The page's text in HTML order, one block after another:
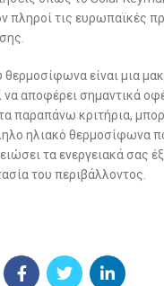
πληροί τις ευρωπαϊκές
θερμοσίφωνα είναι μια
αποφέρει σημαντικά
παραπάνω κριτήρια,
ηλιακό θερμοσίφωνα
τα ενεργειακά σας
του περιβάλλοντος.